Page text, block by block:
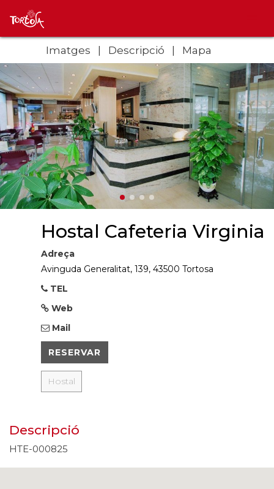
Imatges Descripció Mapa
Hostal Cafeteria Virginia
Adreça
Avinguda Generalitat, 139, 43500 Tortosa
TEL
Web
Mail
RESERVAR
Hostal
Descripció
HTE-000825